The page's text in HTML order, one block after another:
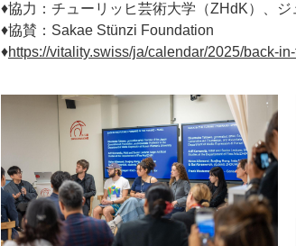
♦協力：チューリッヒ芸術大学（ZHdK）、ジ
♦協賛：Sakae Stünzi Foundation
♦https://vitality.swiss/ja/calendar/2025/back-